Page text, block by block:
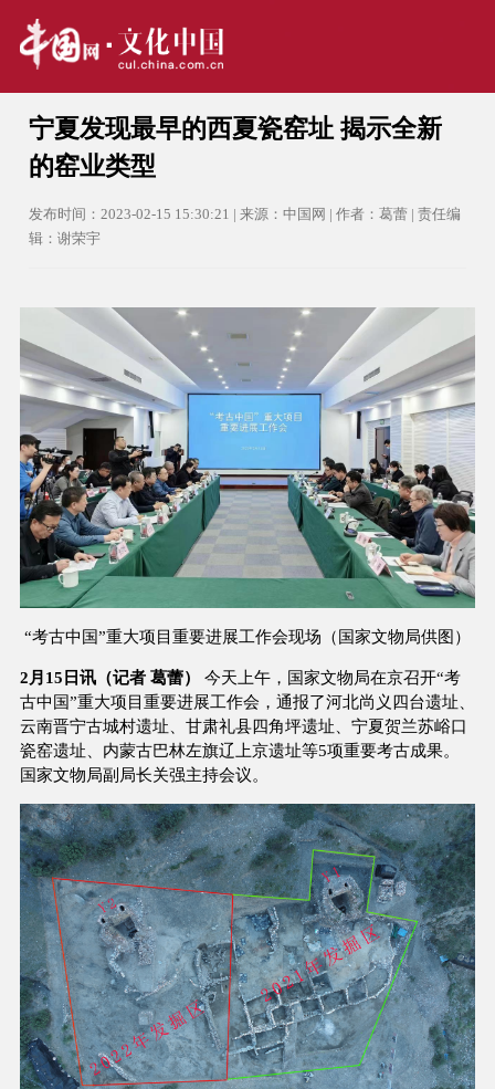
宁夏发现最早的西夏瓷窑址 揭示全新
的窑业类型
发布时间：2023-02-15 15:30:21 | 来源：中国网 | 作者：葛蕾 | 责任编
辑：谢荣宇
“考古中国”重大项目重要进展工作会现场（国家文物局供图）
2月15日讯（记者 葛蕾） 今天上午， 国家文物局在京召开“考
古中国”重大项目重要进展工作会，通报了河北尚义四台遗址、
云南晋宁古城村遗址、甘肃礼县四角坪遗址、宁夏贺兰苏峪口
瓷窑遗址、内蒙古巴林左旗辽上京遗址等5项重要考古成果。
国家文物局副局长关强主持会议。